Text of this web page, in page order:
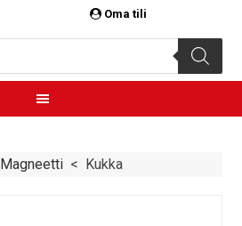
Oma tili
Magneetti < Kukka